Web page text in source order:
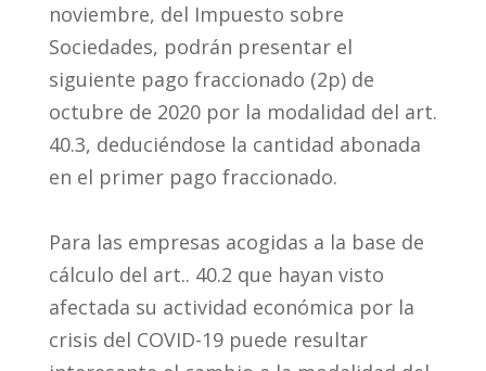
noviembre, del Impuesto sobre
Sociedades, podrán presentar el
siguiente pago fraccionado (2p) de
octubre de 2020 por la modalidad del art.
40.3, deduciéndose la cantidad abonada
en el primer pago fraccionado.
Para las empresas acogidas a la base de
cálculo del art.. 40.2 que hayan visto
afectada su actividad económica por la
crisis del COVID-19 puede resultar